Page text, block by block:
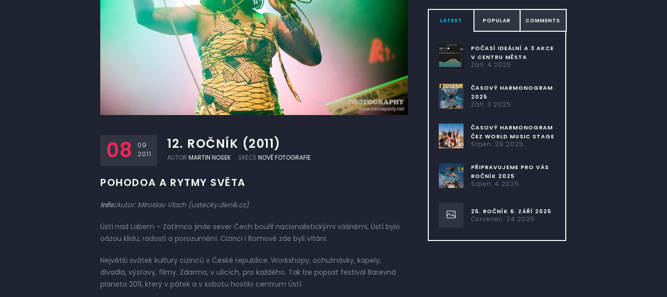
08
09
2011
12. ROČNÍK (2011)
AUTOR MARTIN NOSEK SKECENOVÉ FOTOGRAFIE
POHODOA A RYTMY SVĚTA
Info:Autor: Miroslav Vlach (ustecky.denik.cz)
Ústí nad Labem – Zatímco jinde sever Čech bouřil nacionalistickými vášněmi, Ústí bylo
oázou klidu, radosti a porozumění. Cizinci i Romové zde byli vítáni.
Největší svátek kultury cizinců v České republice. Workshopy, ochutnávky, kapely,
divadla, výstavy, filmy. Zdarma, v ulicích, pro každého. Tak lze popsat festival Barevná
planeta 2011, který v pátek a v sobotu hostilo centrum Ústí.
LATEST POPULAR COMMENTS
POČASÍ IDEÁLNÍ A 3 AKCE
V CENTRU MĚSTA
Září. 4 2025
ČASOVÝ HARMONOGRAM
2025
Září. 3 2025
ČASOVÝ HARMONOGRAM
ČEZ WORLD MUSIC STAGE
Srpen. 29 2025
PŘIPRAVUJEME PRO VÁS
ROČNÍK 2025
Srpen. 4 2025
25. ROČNÍK 6. ZÁŘÍ 2025
Červenec. 24 2025